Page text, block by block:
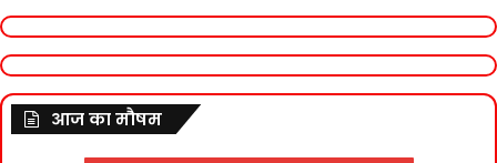
आज का मौषम